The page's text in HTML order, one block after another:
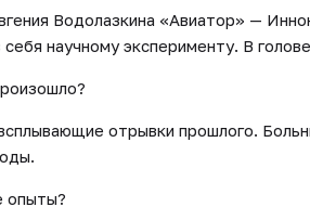
Водолазкина «Авиатор» —
научному эксперименту. В
отрывки прошлого.
опыты?